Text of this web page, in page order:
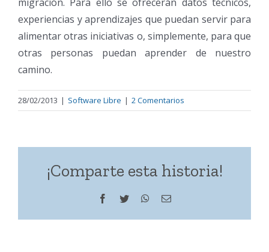
experiencias y aprendizajes que puedan servir para
alimentar otras iniciativas o, simplemente, para que
otras personas puedan aprender de nuestro
camino.
28/02/2013 | Software Libre | 2 Comentarios
¡Comparte esta historia!
Facebook
Twitter WhatsApp
Correo